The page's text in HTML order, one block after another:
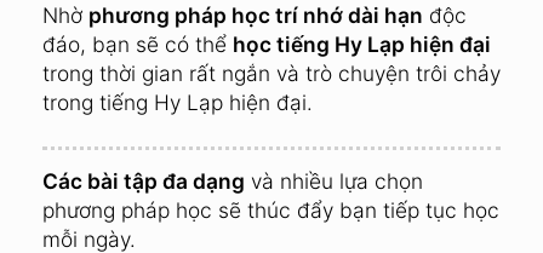
Nhờ phương pháp học trí nhớ dài hạn độc
đáo, bạn sẽ có thể học tiếng Hy Lạp hiện đại
trong thời gian rất ngắn và trò chuyện trôi chảy
trong tiếng Hy Lạp hiện đại.
Các bài tập đa dạng và nhiều lựa chọn
phương pháp học sẽ thúc đẩy bạn tiếp tục học
mỗi ngày.